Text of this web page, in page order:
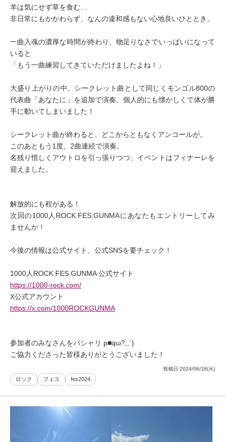
羊は気にせず草を食む…
非日常にもかかわらず、なんの違和感もない心地良いひととき。
一曲入魂の濃厚な時間が終わり、物足りなさでいっぱいになって
いると
「もう一曲練習してきていただけましたよね！」
大盛り上がりの中、シークレット曲として同じくモンゴル800の
代表曲「あなたに」を追加で演奏。個人的にも懐かしくて体が勝
手に動いてしまいました！
シークレット曲が終わると、どこからともなくアンコールが。
このあともう1度、2曲連続で演奏。
名残り惜しくアウトロを引っ張りつつ、イベントはフィナーレを
迎えました。
解放的にも程がある！
次回の1000人ROCK FES.GUNMAにあなたもエントリーしてみ
ませんか！
今後の情報は公式サイト、公式SNSを要チェック！
https://1000-rock.com/
https://x.com/1000ROCKGUNMA
参加者のみなさんをパシャリ p■qω?,,´)
ご協力くださった皆様ありがとうございました！
投稿日:2024/06/18(火)
ロック フェス fes2024